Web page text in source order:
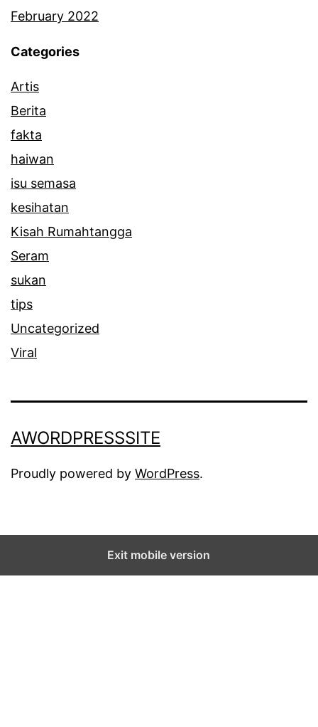
February 2022
Categories
Artis
Berita
fakta
haiwan
isu semasa
kesihatan
Kisah Rumahtangga
Seram
sukan
tips
Uncategorized
Viral
AWORDPRESSSITE
Proudly powered by WordPress.
Exit mobile version